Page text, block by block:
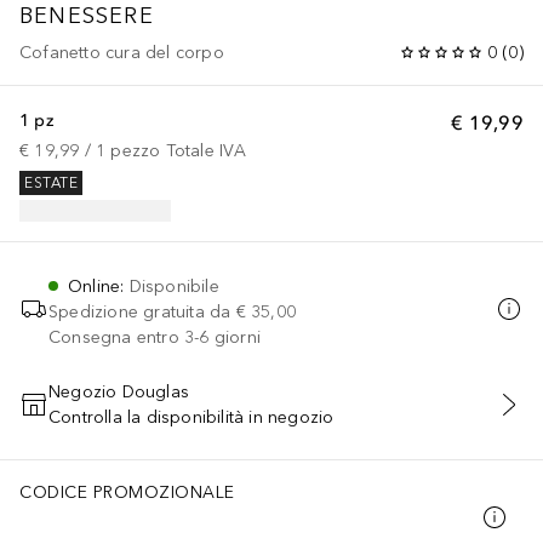
BENESSERE
Cofanetto cura del corpo 0 (0)
€ 19,99
1 pz
€ 19,99 / 1 pezzo Totale IVA
ESTATE
Online: Disponibile
Spedizione gratuita da € 35,00
Consegna entro 3-6 giorni
AGGIUNGI AL CARRELLO
Negozio Douglas
Controlla la disponibilità in negozio
CODICE PROMOZIONALE